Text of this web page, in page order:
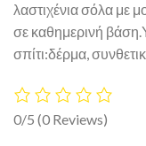
λαστιχένια σόλα με
σε καθημερινή
σπίτι:δέρμα,
0/5 (0 Reviews)